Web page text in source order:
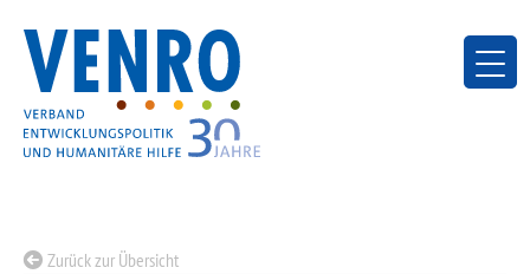
content
Zurück zur Übersicht